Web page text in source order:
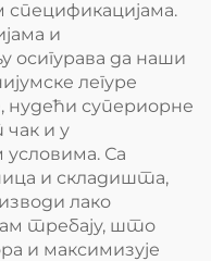
и
да наши
легуре
нудећи супериорне
и у
Са
и складишта,
лако
требају, што
и максимизује